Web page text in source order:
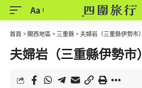
Font
Resizer
Aa
首頁 > 關西地區 > 三重縣 > 夫婦岩（三重縣伊勢市）
夫婦岩（三重縣伊勢市）